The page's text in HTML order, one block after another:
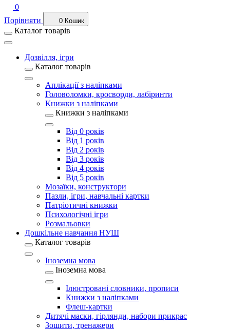
0
Порівняти
0 Кошик
Каталог товарів
Дозвілля, ігри
Каталог товарів
Аплікації з наліпками
Головоломки, кросворди, лабіринти
Книжки з наліпками
Книжки з наліпками
Від 0 років
Від 1 років
Від 2 років
Від 3 років
Від 4 років
Від 5 років
Мозаїки, конструктори
Пазли, ігри, навчальні картки
Патріотичні книжки
Психологічні ігри
Розмальовки
Дошкільне навчання НУШ
Каталог товарів
Іноземна мова
Іноземна мова
Ілюстровані словники, прописи
Книжки з наліпками
Флеш-картки
Дитячі маски, гірлянди, набори прикрас
Зошити, тренажери